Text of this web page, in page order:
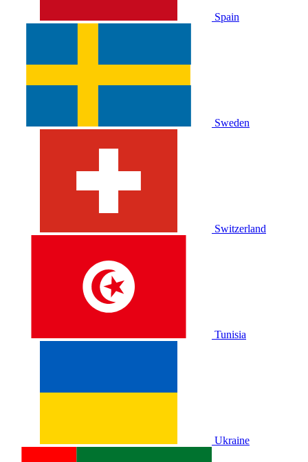
Spain
Sweden
Switzerland
Tunisia
Ukraine